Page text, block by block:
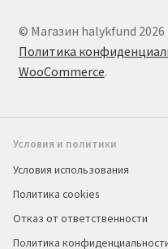
© Магазин halykfund 2026
Политика
WooCommerce.
Условия и политики
Условия использования
Политика cookies
Отказ от ответственности
Политика